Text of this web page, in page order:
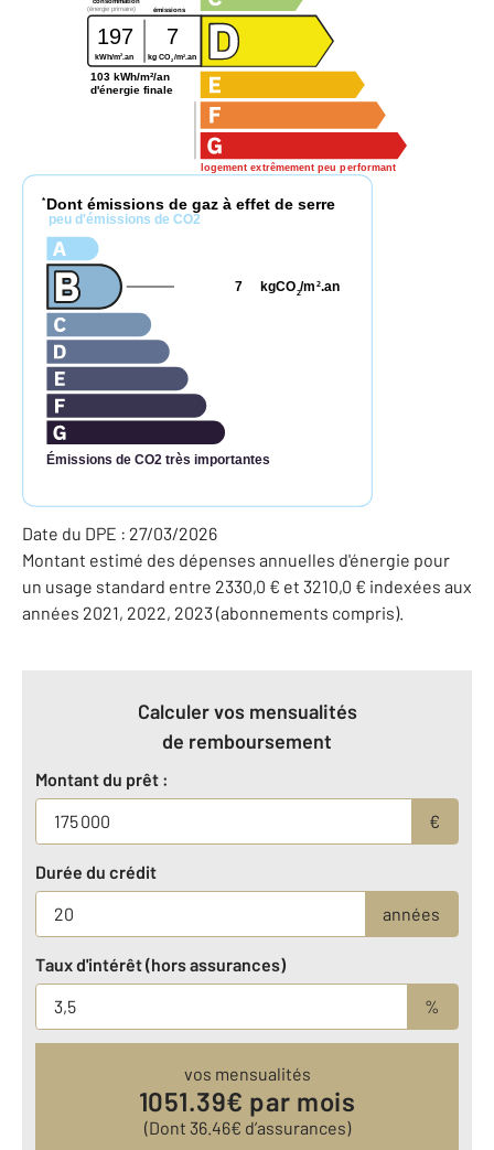
logement extrêmement peu performant
émissions
(énergie primaire)
197 7
kWh/m2.an kg CO2 /m2 .an
103 kWh/m²/an
d'énergie finale
* Dont émissions de gaz à effet de serre
peu d'émissions de CO2
Émissions de CO2 très importantes
kgCO2/m 2.an
7
Date du DPE : 27/03/2026
Montant estimé des dépenses annuelles d'énergie pour
un usage standard entre 2330,0 € et 3210,0 € indexées aux
années 2021, 2022, 2023 (abonnements compris).
Calculer vos mensualités
de remboursement
Montant du prêt :
€
Durée du crédit
années
Taux d'intérêt (hors assurances)
%
vos mensualités
1051.39€ par mois
(Dont 36.46€ d’assurances)